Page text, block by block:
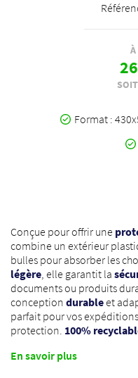
À
Format :
Conçue pour offrir une
combine un extérieur
bulles pour absorber les
légère, elle garantit la
documents ou produits
conception durableet
parfait pour vos
protection. 100%
En savoir plus